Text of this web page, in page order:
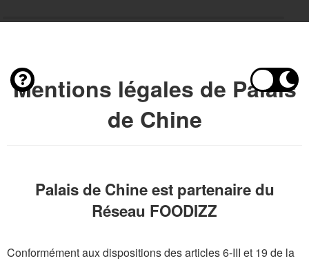
Mentions légales de Palais
de Chine
Palais de Chine est partenaire du
Réseau FOODIZZ
Conformément aux dispositions des articles 6-III et 19 de la